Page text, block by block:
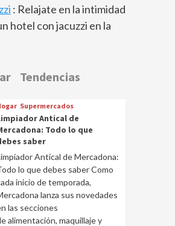
: Relajate en la intimidad
hotel con jacuzzi en la
Tendencias
Supermercados
Antical de
Todo lo que
saber
Antical de Mercadona:
lo que debes saber Como
inicio de temporada,
lanza sus novedades
las secciones
alimentación, maquillaje y